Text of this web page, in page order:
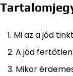
Mi az a jód
A jód
Mikor